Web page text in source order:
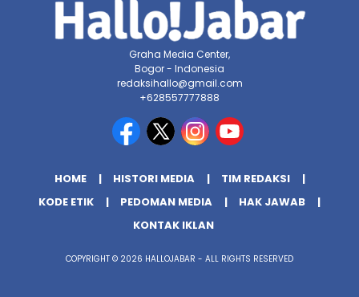
Graha Media Center,
Bogor - Indonesia
redaksihallo@gmail.com
+628557777888
HOME HISTORI MEDIA
TIM REDAKSI
KODE ETIK
PEDOMAN MEDIA
HAK JAWAB
KONTAK IKLAN
COPYRIGHT © 2026 HALLOJABAR - ALL RIGHTS RESERVED